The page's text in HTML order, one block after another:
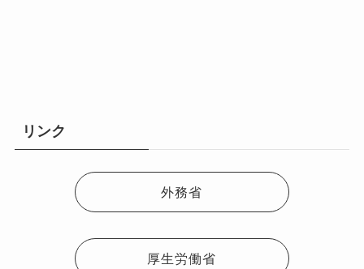
リンク
外務省
厚生労働省